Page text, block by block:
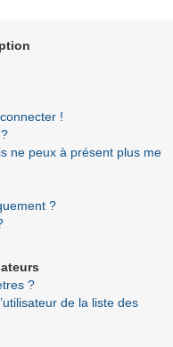
!
ne peux à présent plus me
?
?
de la liste des